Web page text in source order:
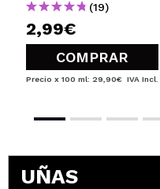
(19)
2,99€
COMPRAR
Precio x 100 ml: 29,90€ IVA Incl.
UÑAS